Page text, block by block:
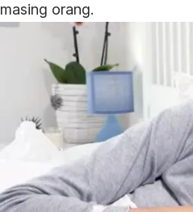
masing orang.